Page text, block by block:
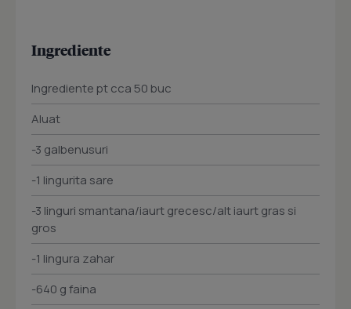
Ingrediente
Ingrediente pt cca 50 buc
Aluat
-3 galbenusuri
-1 lingurita sare
-3 linguri smantana/iaurt grecesc/alt iaurt gras si
gros
-1 lingura zahar
-640 g faina